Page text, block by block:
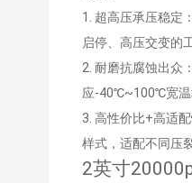
1. 超高压承压稳定
启停、高压交变的
2. 耐磨抗腐蚀出众
应-40℃~100℃宽温
3. 高性价比+高适
样式，适配不同压
2英寸